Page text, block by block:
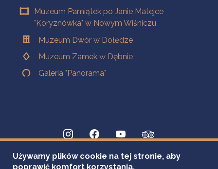
Muzeum Pamiątek po Janie Matejce
"Koryznówka" w Nowym Wiśniczu
Muzeum Dwór w Dołędze
Muzeum Zamek w Dębnie
Galeria "Panorama"
Używamy plików cookie na tej stronie, aby
poprawić komfort korzystania.